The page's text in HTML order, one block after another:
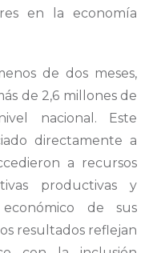
en la economía
de dos meses,
de 2,6 millones de
nacional. Este
directamente a
a recursos
productivas y
de sus
resultados reflejan